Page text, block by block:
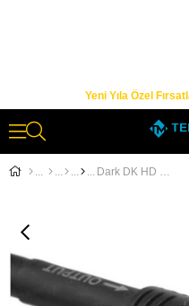
Yeni Yıla Özel
Dark DK HD CV14L2000 v1.4 20mt, Hdmı To Hdmı 4K - 3D, Ağ Destekli, Altın Uçlu